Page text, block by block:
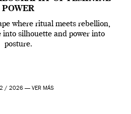
POWER
where ritual meets rebellion,
silhouette and power into
posture.
/ 2026 — VER MÁS